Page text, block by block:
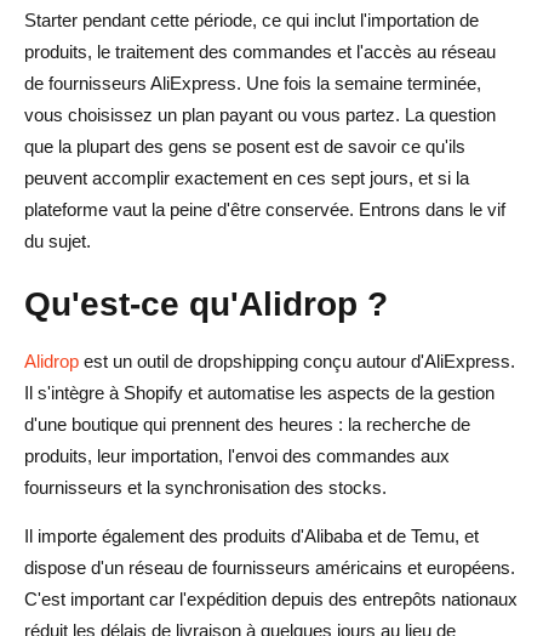
Starter pendant cette période, ce qui inclut l'importation de
produits, le traitement des commandes et l'accès au réseau
de fournisseurs AliExpress. Une fois la semaine terminée,
vous choisissez un plan payant ou vous partez. La question
que la plupart des gens se posent est de savoir ce qu'ils
peuvent accomplir exactement en ces sept jours, et si la
plateforme vaut la peine d'être conservée. Entrons dans le vif
du sujet.
Qu'est-ce qu'Alidrop ?
Alidrop est un outil de dropshipping conçu autour d'AliExpress.
Il s'intègre à Shopify et automatise les aspects de la gestion
d'une boutique qui prennent des heures : la recherche de
produits, leur importation, l'envoi des commandes aux
fournisseurs et la synchronisation des stocks.
Il importe également des produits d'Alibaba et de Temu, et
dispose d'un réseau de fournisseurs américains et européens.
C'est important car l'expédition depuis des entrepôts nationaux
réduit les délais de livraison à quelques jours au lieu de